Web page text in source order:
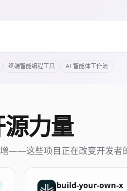
终端智能编程工具 AI 智能体工作流
力量
——这些项目正在改变开发者
build-your-own-x